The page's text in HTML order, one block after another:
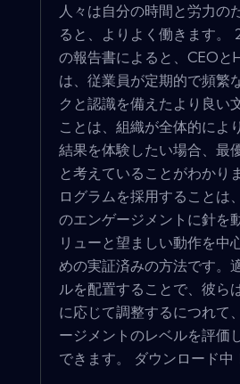
人々は自分の時間と労力の
ると、よりよく働きます。
の報告書によると、CEOと
は、従業員が定期的で頻繁
クと認識を備えたより良い
ことは、組織が全体的によ
結果を体験したい場合、最
と考えていることがわかり
ログラムを採用することは
のエンゲージメントに針を
リューと望ましい動作を中
めの実証済みの方法です。
ルを配置することで、彼ら
に応じて調整するにつれて
ージメントのレベルを評価
できます。 ダウンロード中！